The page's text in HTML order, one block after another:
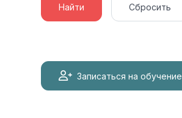
Найти Сбросить
Записаться на обучение